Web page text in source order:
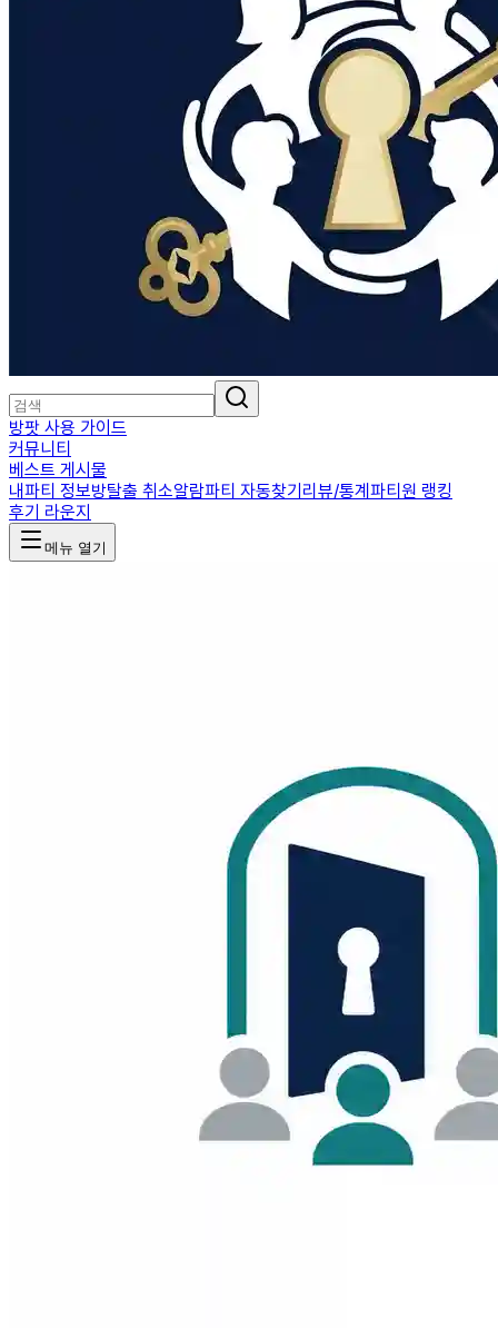
방팟 사용 가이드
커뮤니티
베스트 게시물
내파티 정보방탈출 취소알람파티 자동찾기리뷰/통계파티원 랭킹
후기 라운지
메뉴 열기